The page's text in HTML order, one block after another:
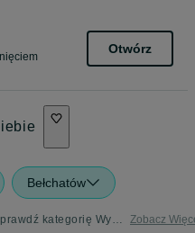
Otwórz
Bełchatów
Atrakcyjny wynajem - Bełchatów - sprawdź kategorię Wynajem Zobacz